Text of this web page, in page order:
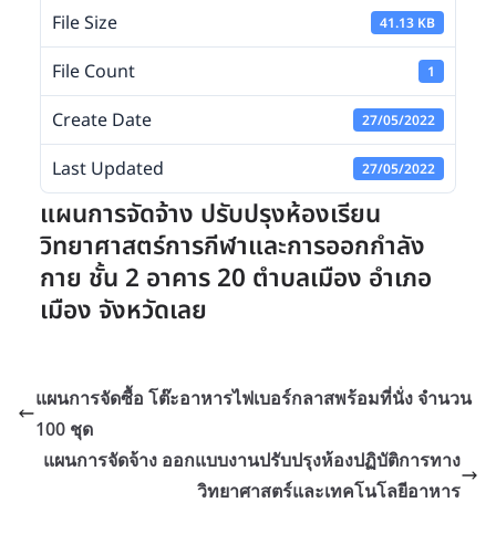
File Size 41.13 KB
File Count 1
Create Date 27/05/2022
Last Updated 27/05/2022
แผนการจัดจ้าง ปรับปรุงห้องเรียน
วิทยาศาสตร์การกีฬาและการออกกำลัง
กาย ชั้น 2 อาคาร 20 ตำบลเมือง อำเภอ
เมือง จังหวัดเลย
แผนการจัดซื้อ โต๊ะอาหารไฟเบอร์กลาสพร้อมที่นั่ง จำนวน
100 ชุด
แผนการจัดจ้าง ออกแบบงานปรับปรุงห้องปฏิบัติการทาง
วิทยาศาสตร์และเทคโนโลยีอาหาร